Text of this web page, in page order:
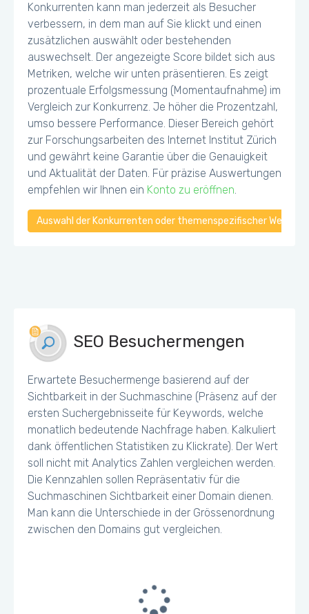
Konkurrenten kann man jederzeit als Besucher
verbessern, in dem man auf Sie klickt und einen
zusätzlichen auswählt oder bestehenden
auswechselt. Der angezeigte Score bildet sich aus
Metriken, welche wir unten präsentieren. Es zeigt
prozentuale Erfolgsmessung (Momentaufnahme) im
Vergleich zur Konkurrenz. Je höher die Prozentzahl,
umso bessere Performance. Dieser Bereich gehört
zur Forschungsarbeiten des Internet Institut Zürich
und gewährt keine Garantie über die Genauigkeit
und Aktualität der Daten. Für präzise Auswertungen
empfehlen wir Ihnen ein Konto zu eröffnen.
Auswahl der Konkurrenten oder themenspezifischer
SEO Besuchermengen
Erwartete Besuchermenge basierend auf der
Sichtbarkeit in der Suchmaschine (Präsenz auf der
ersten Suchergebnisseite für Keywords, welche
monatlich bedeutende Nachfrage haben. Kalkuliert
dank öffentlichen Statistiken zu Klickrate). Der Wert
soll nicht mit Analytics Zahlen vergleichen werden.
Die Kennzahlen sollen Repräsentativ für die
Suchmaschinen Sichtbarkeit einer Domain dienen.
Man kann die Unterschiede in der Grössenordnung
zwischen den Domains gut vergleichen.